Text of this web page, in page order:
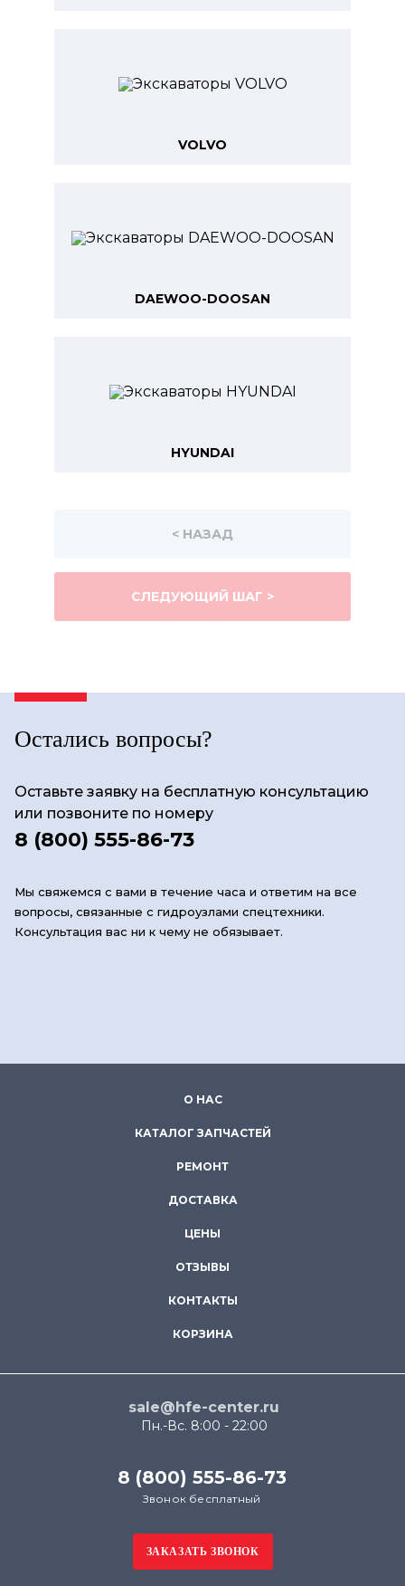
VOLVO
DAEWOO-DOOSAN
HYUNDAI
< НАЗАД
СЛЕДУЮЩИЙ ШАГ >
Остались вопросы?
Оставьте заявку на бесплатную консультацию
или позвоните по номеру
8 (800) 555-86-73
Мы свяжемся с вами в течение часа и ответим на все
вопросы, связанные с гидроузлами спецтехники.
Консультация вас ни к чему не обязывает.
О НАС
КАТАЛОГ ЗАПЧАСТЕЙ
РЕМОНТ
ДОСТАВКА
ЦЕНЫ
ОТЗЫВЫ
КОНТАКТЫ
КОРЗИНА
sale@hfe-center.ru
Пн.-Вс. 8:00 - 22:00
8 (800) 555-86-73
Звонок бесплатный